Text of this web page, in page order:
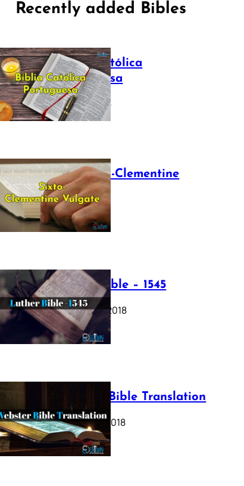
Recently added Bibles
Bíblia Católica
Portuguesa
July 16, 2025
The Sixto-Clementine
Vulgate
July 12, 2025
Luther Bible – 1545
October 17, 2018
Webster Bible Translation
October 11, 2018